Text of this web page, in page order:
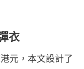
衣
元，本文設計了